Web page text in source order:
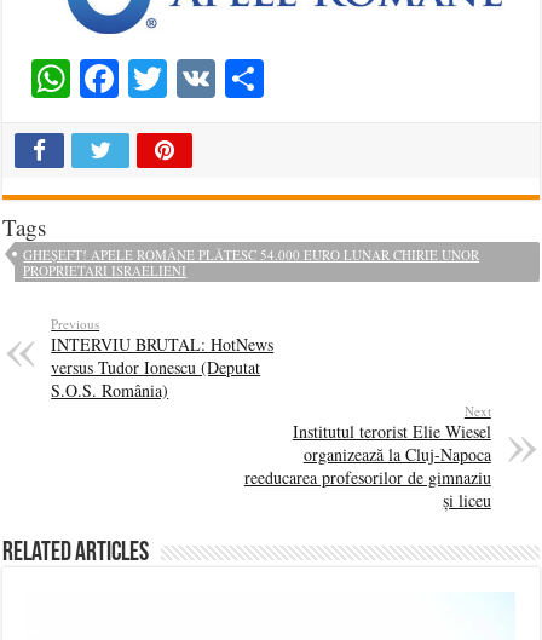
WhatsApp
Facebook
Twitter
VK
Tags
GHEȘEFT! APELE ROMÂNE PLĂTESC 54.000 EURO LUNAR CHIRIE UNOR
PROPRIETARI ISRAELIENI
Previous
INTERVIU BRUTAL: HotNews
versus Tudor Ionescu (Deputat
S.O.S. România)
Next
Institutul terorist Elie Wiesel
organizează la Cluj-Napoca
reeducarea profesorilor de gimnaziu
și liceu
Related Articles